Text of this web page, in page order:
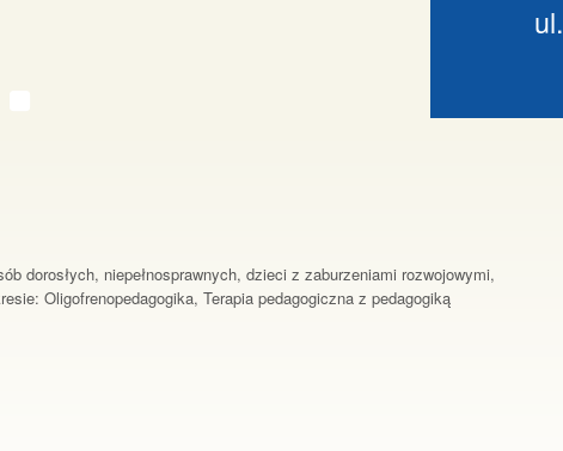
dorosłych, niepełnosprawnych, dzieci z zaburzeniami rozwojowymi,
Oligofrenopedagogika, Terapia pedagogiczna z pedagogiką